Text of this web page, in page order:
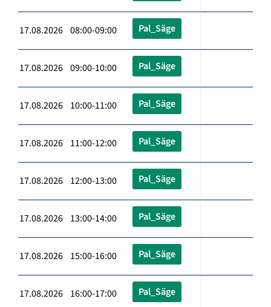
17.08.2026 08:00-09:00 Pal_Säge
17.08.2026 09:00-10:00 Pal_Säge
17.08.2026 10:00-11:00 Pal_Säge
17.08.2026 11:00-12:00 Pal_Säge
17.08.2026 12:00-13:00 Pal_Säge
17.08.2026 13:00-14:00 Pal_Säge
17.08.2026 15:00-16:00 Pal_Säge
17.08.2026 16:00-17:00 Pal_Säge